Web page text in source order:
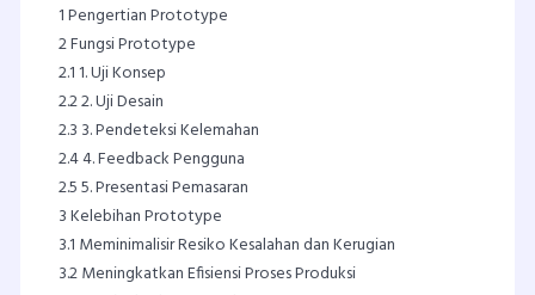
1Pengertian Prototype
2Fungsi Prototype
2.11. Uji Konsep
2.22. Uji Desain
2.3 3. Pendeteksi Kelemahan
2.44. Feedback Pengguna
2.55. Presentasi Pemasaran
3Kelebihan Prototype
3.1 Meminimalisir Resiko Kesalahan dan Kerugian
3.2Meningkatkan Efisiensi Proses Produksi